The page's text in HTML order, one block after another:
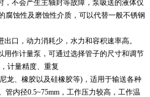
，不会产生主轴封等故障，泵吸送的液体仅
腐蚀性及磨蚀性介质，可以代替一般不锈钢
口，动力消耗少，水力和容积速率高。
用作计量泵，可通过选择管子的尺寸和调节
计量精度、重复
龙、橡胶以及硅橡胶等)，适用于输送各种
内径0.5~75mm，工作压力较高，工作温